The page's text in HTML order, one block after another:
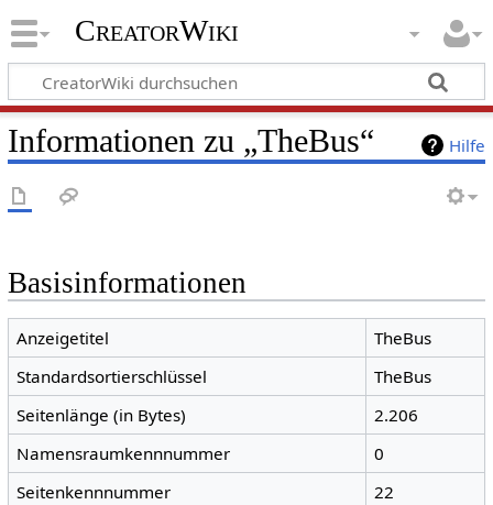
CreatorWiki
Hilfe
Informationen zu „TheBus“
Basisinformationen
Anzeigetitel
TheBus
Standardsortierschlüssel
TheBus
Seitenlänge (in Bytes)
2.206
Namensraumkennnummer
0
Seitenkennnummer
22